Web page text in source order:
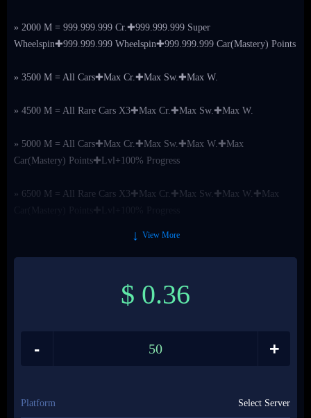
» 2000 M = 999.999.999 Cr.✚999.999.999 Super
Wheelspin✚999.999.999 Wheelspin✚999.999.999 Car(Mastery) Points
» 3500 M = All Cars✚Max Cr.✚Max Sw.✚Max W.
» 4500 M = All Rare Cars X3✚Max Cr.✚Max Sw.✚Max W.
» 5000 M = All Cars✚Max Cr.✚Max Sw.✚Max W.✚Max
Car(Mastery) Points✚Lvl+100% Progress
» 6500 M = All Rare Cars X3✚Max Cr.✚Max Sw.✚Max W.✚Max
❤️ Pc ( Microsoft Store / Xbox Console Companion / Xbox App /
✍️ Still Have Questions? - Please Contact Us Via Live Chat.
↓ View More
$ 0.36
- +
Platform Select Server